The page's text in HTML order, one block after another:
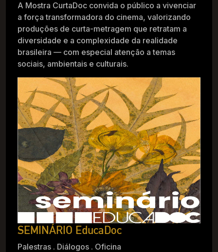
A Mostra CurtaDoc convida o público a vivenciar
a força transformadora do cinema, valorizando
produções de curta-metragem que retratam a
diversidade e a complexidade da realidade
brasileira — com especial atenção a temas
sociais, ambientais e culturais.
SEMINÁRIO EducaDoc
Palestras . Diálogos . Oficina